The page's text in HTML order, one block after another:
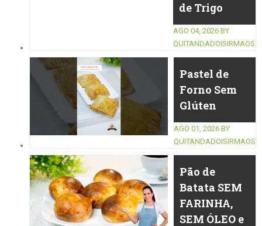
de Trigo
AGO 04, 2026 BY
QUITANDADOISIRMAOS
Pastel de
Forno Sem
Glúten
AGO 01, 2026 BY
QUITANDADOISIRMAOS
Pão de
Batata SEM
FARINHA,
SEM ÓLEO e